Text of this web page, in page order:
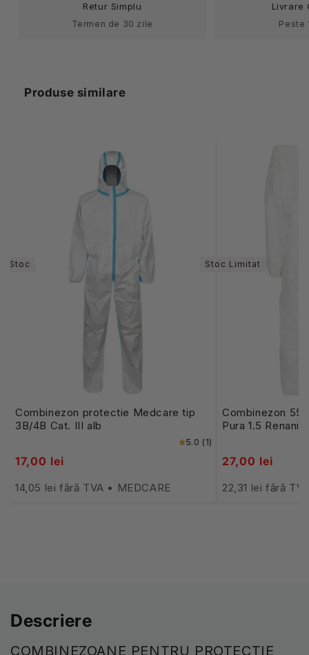
Retur Simplu
Termen de 30 zile
Livrare
Peste
Produse similare
Stoc
Combinezon protectie Medcare tip
3B/4B Cat. III alb
5.0 (1)
17,00 lei
14,05 lei fără TVA • MEDCARE
Stoc Limitat
Combinezon
Pura 1.5
27,00 lei
22,31 lei fără
Descriere
COMBINEZOANE PENTRU PROTECTIE